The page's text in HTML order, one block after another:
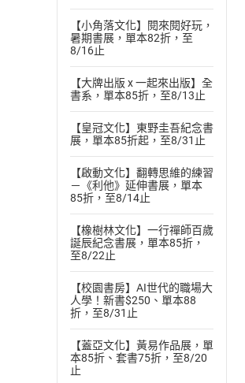
【小角落文化】閱來閱好玩，
暑期書展，單本82折，至
8/16止
【大牌出版 x 一起來出版】全
書系，單本85折，至8/13止
【皇冠文化】東野圭吾紀念書
展，單本85折起，至8/31止
【啟動文化】翻轉思維的練習
－《利他》延伸書展，單本
85折，至8/14止
【橡樹林文化】一行禪師百歲
誕辰紀念書展，單本85折，
至8/22止
【校園書房】AI世代的職場大
人學！新書$250、單本88
折，至8/31止
【蓋亞文化】黃易作品展，單
本85折、套書75折，至8/20
止